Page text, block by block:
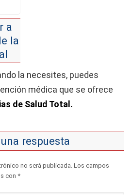
a
la
la necesites, puedes
médica que se ofrece
de Salud Total.
una respuesta
no será publicada. Los campos
con *